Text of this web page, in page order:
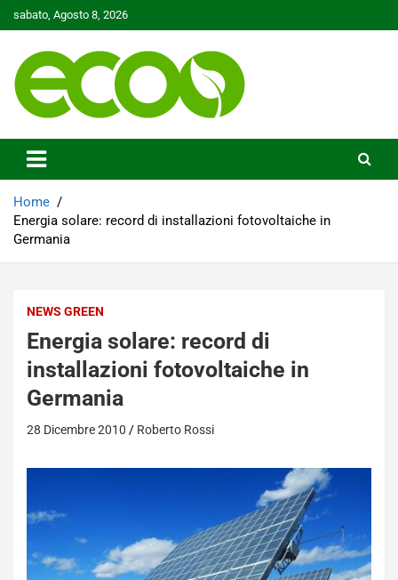
to
sabato, Agosto 8, 2026
Ecoo.it
Home
Energia solare: record di installazioni fotovoltaiche in
Germania
NEWS GREEN
Energia solare: record di
installazioni fotovoltaiche in
Germania
28 Dicembre 2010 Roberto Rossi